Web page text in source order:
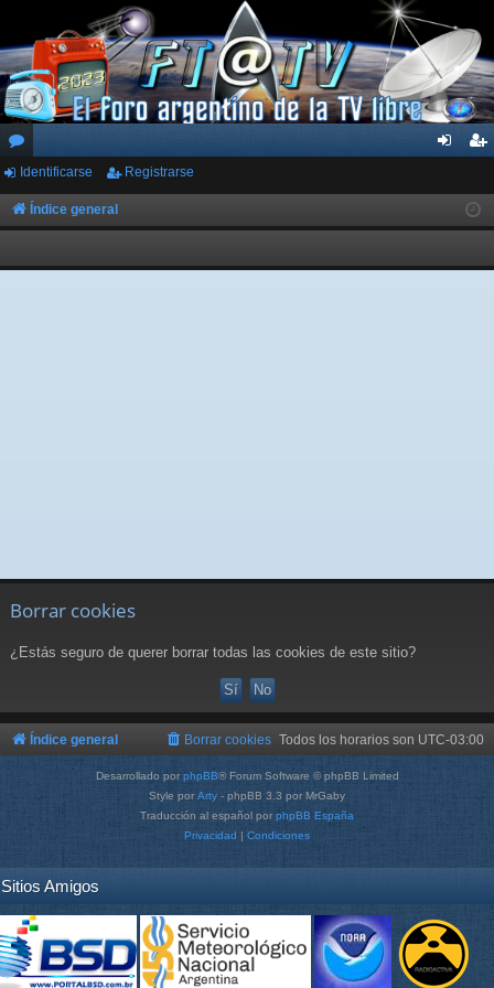
or
os
ar
ist
rs
Identificarse Registrarse
Índice general
Borrar cookies
¿Estás seguro de querer borrar todas las cookies de este sitio?
Índice general Todos los horarios son UTC-03:00
Borrar cookies
Desarrollado porphpBB® Forum Software © phpBB Limited
Style por Arty - phpBB 3.3 por MrGaby
Traducción al español por phpBB España
Privacidad | Condiciones
Sitios Amigos